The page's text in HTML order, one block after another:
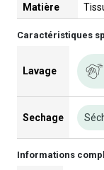
Matière
Caractéristiques
Lavage
Sechage
Informations